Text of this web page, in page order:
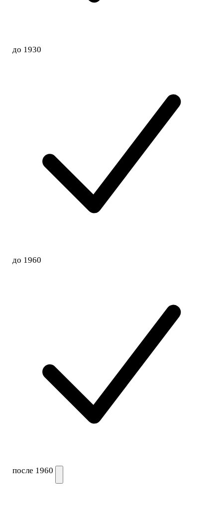
до 1930
до 1960
после 1960